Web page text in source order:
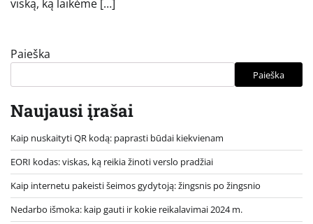
viską, ką laikėme […]
Paieška
Paieška
Naujausi įrašai
Kaip nuskaityti QR kodą: paprasti būdai kiekvienam
EORI kodas: viskas, ką reikia žinoti verslo pradžiai
Kaip internetu pakeisti šeimos gydytoją: žingsnis po žingsnio
Nedarbo išmoka: kaip gauti ir kokie reikalavimai 2024 m.